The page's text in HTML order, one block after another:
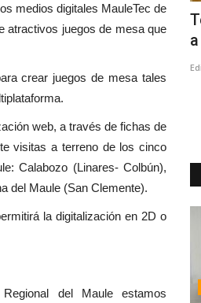
medios digitales MauleTec de
atractivos juegos de mesa que
crear juegos de mesa tales
web, a través de fichas de
visitas a terreno de los cinco
Calabozo (Linares- Colbún),
del Maule (San Clemente).
la digitalización en 2D o
del Maule estamos
Talca brilló en
realizado...
norte, centro y sur del país